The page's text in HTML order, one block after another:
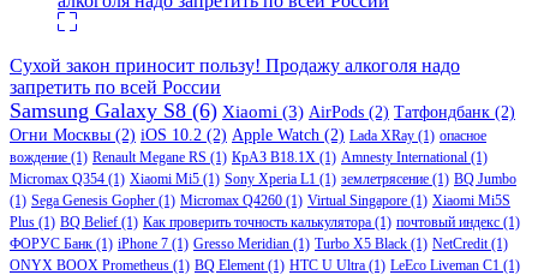
Сухой закон приносит пользу! Продажу алкоголя надо
запретить по всей России
Samsung Galaxy S8 (6) Xiaomi (3) AirPods (2) Татфондбанк (2)
Огни Москвы (2) iOS 10.2 (2) Apple Watch (2) Lada XRay (1) опасное
вождение (1) Renault Megane RS (1) КрАЗ В18.1Х (1) Amnesty International (1)
Micromax Q354 (1) Xiaomi Mi5 (1) Sony Xperia L1 (1) землетрясение (1) BQ Jumbo
(1) Sega Genesis Gopher (1) Micromax Q4260 (1) Virtual Singapore (1) Xiaomi Mi5S
Plus (1) BQ Belief (1) Как проверить точность калькулятора (1) почтовый индекс (1)
ФОРУС Банк (1) iPhone 7 (1) Gresso Meridian (1) Turbo X5 Black (1) NetCredit(1)
ONYX BOOX Prometheus (1) BQ Element(1) HTC U Ultra (1) LeEco Liveman C1 (1)